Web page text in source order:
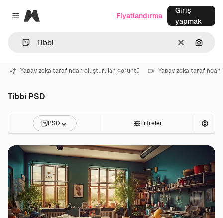
Close menu
Magnific
Temizlemek
Fiyatlandırma
Giriş
yapmak
Yapay zeka tarafından oluşturulan görüntü Yapay zeka
Tibbi PSD
PSD Filtreler